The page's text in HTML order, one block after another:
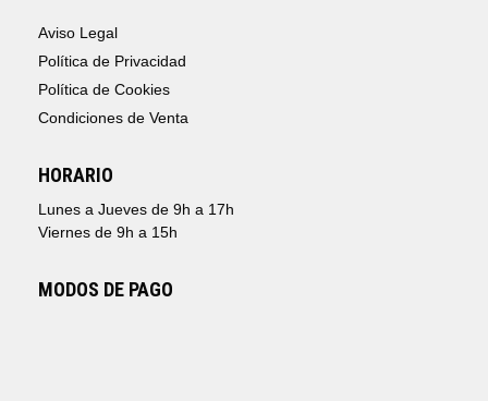
Aviso Legal
Política de Privacidad
Política de Cookies
Condiciones de Venta
HORARIO
Lunes a Jueves de 9h a 17h
Viernes de 9h a 15h
MODOS DE PAGO